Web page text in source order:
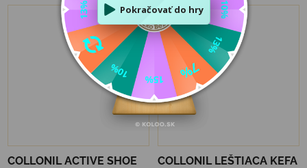
COLLONIL ACTIVE SHOE
COLLONIL LEŠTIACA KEFA